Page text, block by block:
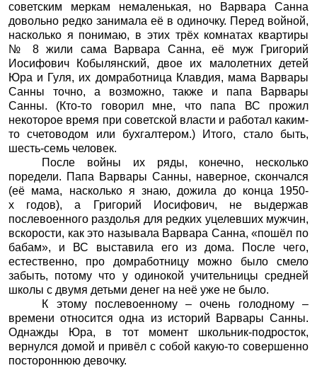
советским меркам немаленькая, но Варвара Санна
довольно редко занимала её в одиночку. Перед войной,
насколько я понимаю, в этих трёх комнатах квартиры
№ 8 жили сама Варвара Санна, её муж Григорий
Иосифович Кобылянский, двое их малолетних детей
Юра и Гуля, их домработница Клавдия, мама Варвары
Санны точно, а возможно, также и папа Варвары
Санны. (Кто-то говорил мне, что папа ВС прожил
некоторое время при советской власти и работал каким-
то счетоводом или бухгалтером.) Итого, стало быть,
шесть-семь человек.
После войны их ряды, конечно, несколько
поредели. Папа Варвары Санны, наверное, скончался
(её мама, насколько я знаю, дожила до конца 1950-
х годов), а Григорий Иосифович, не выдержав
послевоенного раздолья для редких уцелевших мужчин,
вскорости, как это называла Варвара Санна, «пошёл по
бабам», и ВС выставила его из дома. После чего,
естественно, про домработницу можно было смело
забыть, потому что у одинокой учительницы средней
школы с двумя детьми денег на неё уже не было.
К этому послевоенному – очень голодному –
времени относится одна из историй Варвары Санны.
Однажды Юра, в тот момент школьник-подросток,
вернулся домой и привёл с собой какую-то совершенно
постороннюю девочку.